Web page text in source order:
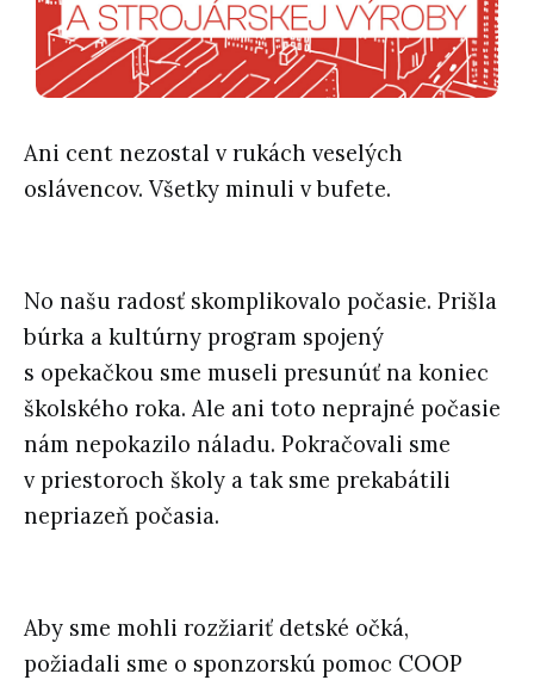
Ani cent nezostal v rukách veselých
oslávencov. Všetky minuli v bufete.
No našu radosť skomplikovalo počasie. Prišla
búrka a kultúrny program spojený
s opekačkou sme museli presunúť na koniec
školského roka. Ale ani toto neprajné počasie
nám nepokazilo náladu. Pokračovali sme
v priestoroch školy a tak sme prekabátili
nepriazeň počasia.
Aby sme mohli rozžiariť detské očká,
požiadali sme o sponzorskú pomoc COOP